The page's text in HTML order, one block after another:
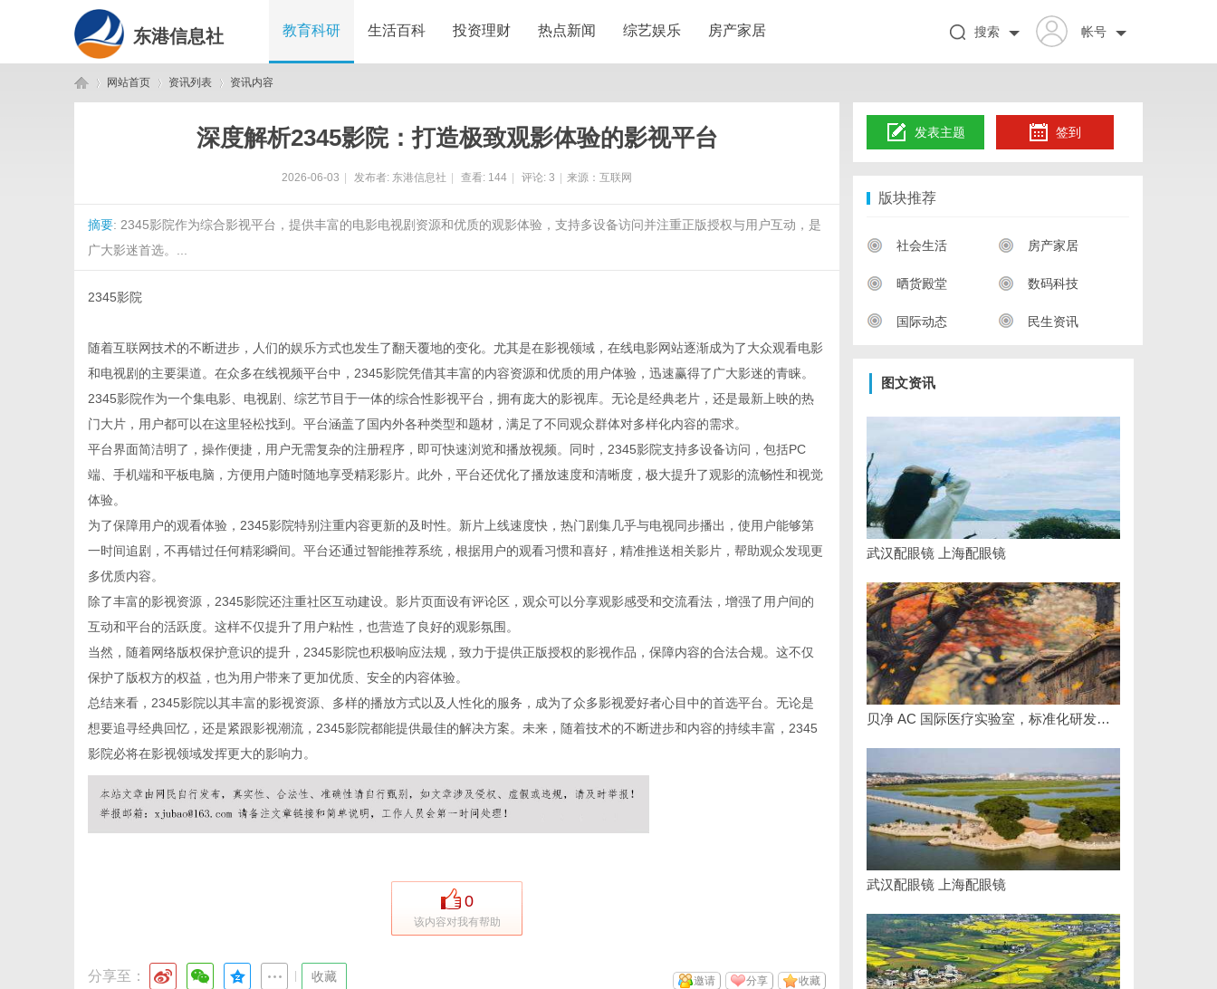
东港信息社 教育科研 生活百科 投资理财 热点新闻 综艺娱乐 房产家居 帐号
搜索
网站首页 资讯列表 资讯内容
深度解析2345影院：打造极致观影体验的影视平台
2026-06-03 发布者: 东港信息社 查看: 144 评论: 3 来源：互联网
摘要: 2345影院作为综合影视平台，提供丰富的电影电视剧资源和优质的观影体验，支持多设备访问并注重正版授权与用户互动，是
广大影迷首选。...
2345影院
随着互联网技术的不断进步，人们的娱乐方式也发生了翻天覆地的变化。尤其是在影视领域，在线电影网站逐渐成为了大众观看电影
和电视剧的主要渠道。在众多在线视频平台中，2345影院凭借其丰富的内容资源和优质的用户体验，迅速赢得了广大影迷的青睐。
2345影院作为一个集电影、电视剧、综艺节目于一体的综合性影视平台，拥有庞大的影视库。无论是经典老片，还是最新上映的热
门大片，用户都可以在这里轻松找到。平台涵盖了国内外各种类型和题材，满足了不同观众群体对多样化内容的需求。
平台界面简洁明了，操作便捷，用户无需复杂的注册程序，即可快速浏览和播放视频。同时，2345影院支持多设备访问，包括PC
端、手机端和平板电脑，方便用户随时随地享受精彩影片。此外，平台还优化了播放速度和清晰度，极大提升了观影的流畅性和视觉
体验。
为了保障用户的观看体验，2345影院特别注重内容更新的及时性。新片上线速度快，热门剧集几乎与电视同步播出，使用户能够第
一时间追剧，不再错过任何精彩瞬间。平台还通过智能推荐系统，根据用户的观看习惯和喜好，精准推送相关影片，帮助观众发现更
多优质内容。
除了丰富的影视资源，2345影院还注重社区互动建设。影片页面设有评论区，观众可以分享观影感受和交流看法，增强了用户间的
互动和平台的活跃度。这样不仅提升了用户粘性，也营造了良好的观影氛围。
当然，随着网络版权保护意识的提升，2345影院也积极响应法规，致力于提供正版授权的影视作品，保障内容的合法合规。这不仅
保护了版权方的权益，也为用户带来了更加优质、安全的内容体验。
总结来看，2345影院以其丰富的影视资源、多样的播放方式以及人性化的服务，成为了众多影视爱好者心目中的首选平台。无论是
想要追寻经典回忆，还是紧跟影视潮流，2345影院都能提供最佳的解决方案。未来，随着技术的不断进步和内容的持续丰富，2345
影院必将在影视领域发挥更大的影响力。
0
该内容对我有帮助
分享至： 收藏 收藏
分享
邀请
发表主题 签到
版块推荐
社会生活 房产家居
晒货殿堂 数码科技
国际动态 民生资讯
图文资讯
武汉配眼镜 上海配眼镜
贝净 AC 国际医疗实验室，标准化研发体系全解析
武汉配眼镜 上海配眼镜